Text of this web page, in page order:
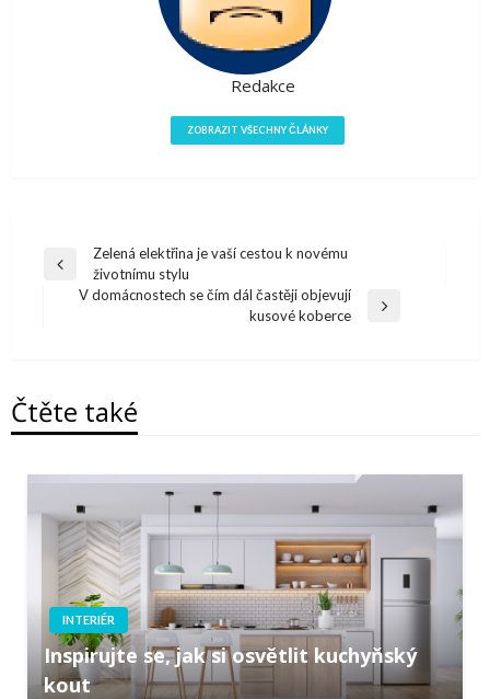
Redakce
ZOBRAZIT VŠECHNY ČLÁNKY
Navigace
pro
Předchazí
článek
Zelená elektřina je vaší cestou k novému
životnímu stylu
V domácnostech se čím dál častěji objevují
kusové koberce
Čtěte také
INTERIÉR
Inspirujte se, jak si osvětlit kuchyňský
kout